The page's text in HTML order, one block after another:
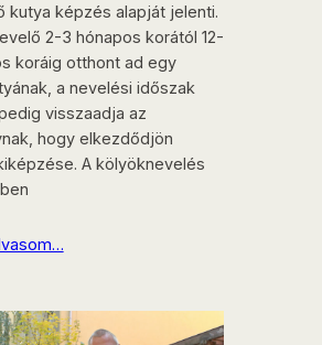
kutya képzés alapját jelenti.
2-3 hónapos korától 12-
koráig otthont ad egy
a nevelési időszak
visszaadja az
hogy elkezdődjön
A kölyöknevelés